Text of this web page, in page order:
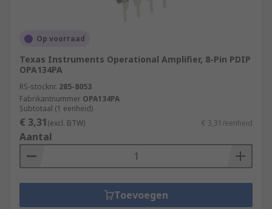
Op voorraad
Texas Instruments Operational Amplifier, 8-Pin PDIP
OPA134PA
RS-stocknr. 285-8053
Fabrikantnummer OPA134PA
Subtotaal (1 eenheid)
€ 3,31(excl. BTW) € 3,31/eenheid
Aantal
Toevoegen